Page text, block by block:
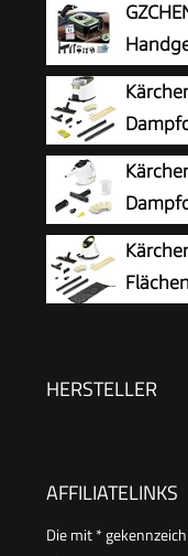
Druck – 99,99%
Natürlich,Steam
Fenster, Polster
inkl.
Mikrofaser-
m², Tank: 200
Powerdüse,
HERSTELLER
AFFILIATELINKS
Die mit *